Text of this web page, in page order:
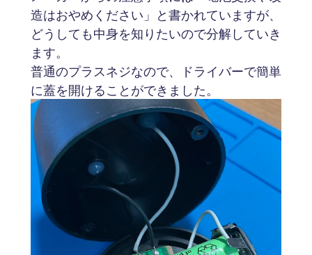
造はおやめください」と書かれていますが、
どうしても中身を知りたいので分解していき
ます。
普通のプラスネジなので、ドライバーで簡単
に蓋を開けることができました。